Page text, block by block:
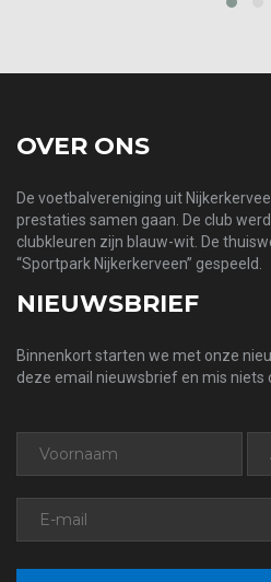
prev
OVER ONS
De voetbalvereniging uit
prestaties samen gaan. De club
clubkleuren zijn blauw-wit. De
“Sportpark Nijkerkerveen” gespeeld.
NIEUWSBRIEF
Binnenkort starten we met onze
deze email nieuwsbrief en mis niets